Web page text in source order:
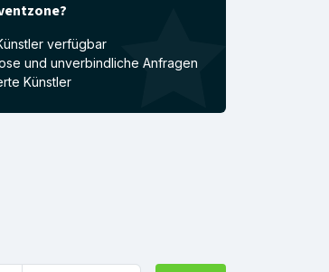
verfügbar
und unverbindliche Anfragen
Künstler